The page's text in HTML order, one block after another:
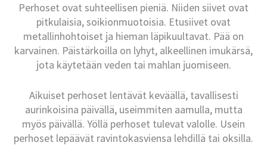
Perhoset ovat suhteellisen pieniä. Niiden siivet ovat
pitkulaisia, soikionmuotoisia. Etusiivet ovat
metallinhohtoiset ja hieman läpikuultavat. Pää on
karvainen. Päistärkoilla on lyhyt, alkeellinen imukärsä,
jota käytetään veden tai mahlan juomiseen.
Aikuiset perhoset lentävät keväällä, tavallisesti
aurinkoisina päivällä, useimmiten aamulla, mutta
myös päivällä. Yöllä perhoset tulevat valolle. Usein
perhoset lepäävät ravintokasviensa lehdillä tai oksilla.